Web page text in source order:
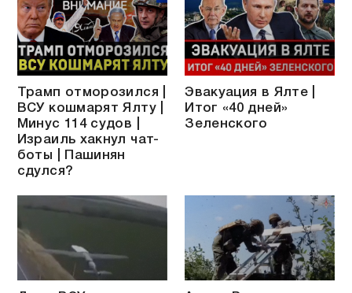
Трамп отморозился |
ВСУ кошмарят Ялту |
Минус 114 судов |
Израиль хакнул чат-
боты | Пашинян
сдулся?
Эвакуация в Ялте |
Итог «40 дней»
Зеленского